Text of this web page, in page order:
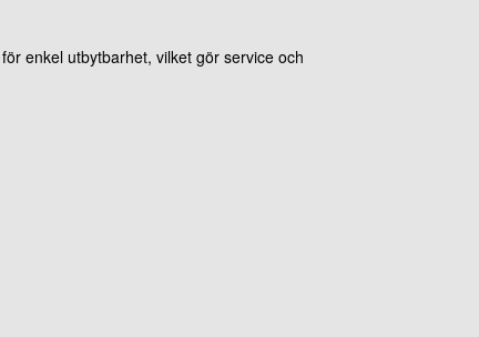
enkel utbytbarhet, vilket gör service och